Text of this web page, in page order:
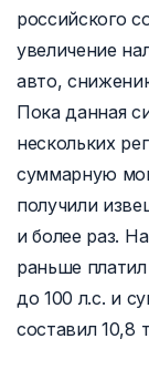
российского
увеличение
авто,
Пока данная
нескольких
суммарную
получили
и более раз.
раньше
до 100 л.с. и
составил 10,8